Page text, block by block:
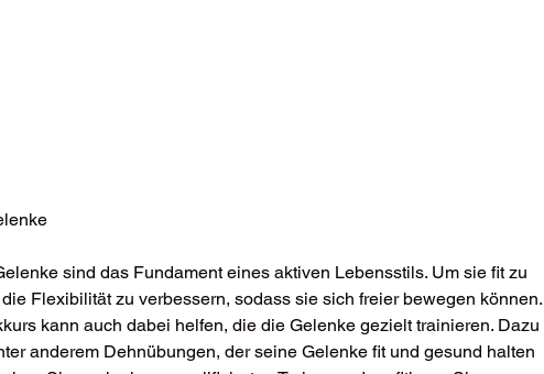
sind das Fundament eines aktiven Lebensstils. Um sie fit zu
Flexibilität zu verbessern, sodass sie sich freier bewegen können.
kann auch dabei helfen, die die Gelenke gezielt trainieren. Dazu
anderem Dehnübungen, der seine Gelenke fit und gesund halten